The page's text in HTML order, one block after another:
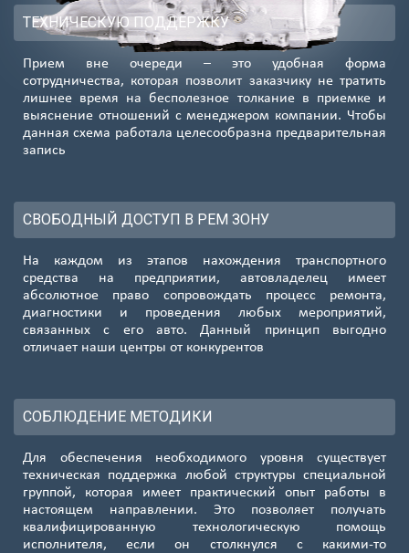
ТЕХНИЧЕСКУЮ ПОДДЕРЖКУ
Прием вне очереди – это удобная форма
сотрудничества, которая позволит заказчику не тратить
лишнее время на бесполезное толкание в приемке и
выяснение отношений с менеджером компании. Чтобы
данная схема работала целесообразна предварительная
запись
СВОБОДНЫЙ ДОСТУП В РЕМ ЗОНУ
На каждом из этапов нахождения транспортного
средства на предприятии, автовладелец имеет
абсолютное право сопровождать процесс ремонта,
диагностики и проведения любых мероприятий,
связанных с его авто. Данный принцип выгодно
отличает наши центры от конкурентов
СОБЛЮДЕНИЕ МЕТОДИКИ
Для обеспечения необходимого уровня существует
техническая поддержка любой структуры специальной
группой, которая имеет практический опыт работы в
настоящем направлении. Это позволяет получать
квалифицированную технологическую помощь
исполнителя, если он столкнулся с какими-то